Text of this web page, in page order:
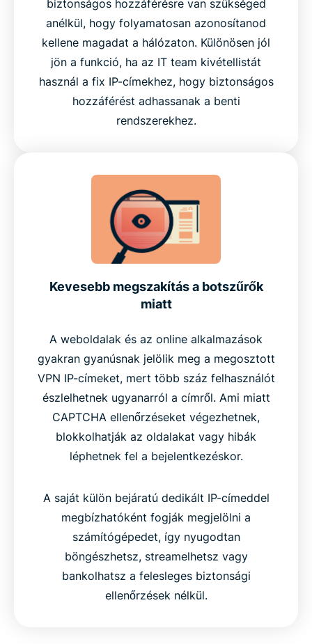
biztonságos hozzáférésre van szükséged
anélkül, hogy folyamatosan azonosítanod
kellene magadat a hálózaton. Különösen jól
jön a funkció, ha az IT team kivétellistát
használ a fix IP-címekhez, hogy biztonságos
hozzáférést adhassanak a benti
rendszerekhez.
Kevesebb megszakítás a botszűrők
miatt
A weboldalak és az online alkalmazások
gyakran gyanúsnak jelölik meg a megosztott
VPN IP-címeket, mert több száz felhasználót
észlelhetnek ugyanarról a címről. Ami miatt
CAPTCHA ellenőrzéseket végezhetnek,
blokkolhatják az oldalakat vagy hibák
léphetnek fel a bejelentkezéskor.
A saját külön bejáratú dedikált IP-címeddel
megbízhatóként fogják megjelölni a
számítógépedet, így nyugodtan
böngészhetsz, streamelhetsz vagy
bankolhatsz a felesleges biztonsági
ellenőrzések nélkül.